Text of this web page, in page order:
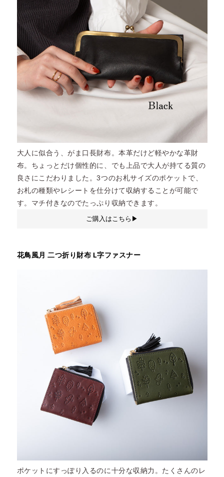
大人に似合う、がま口長財布。本革だけど軽やかな革財
布。ちょっとだけ個性的に、でも上品で大人が持てる質の
良さにこだわりました。3つのお札サイズのポケットで、
お札の種類やレシートを仕分けて収納することが可能で
す。マチ付きなのでたっぷり収納できます。
ご購入はこちら▶︎
花鳥風月 二つ折り財布 L字ファスナー
ポケットにすっぽり入るのに十分な収納力。たくさんのレ